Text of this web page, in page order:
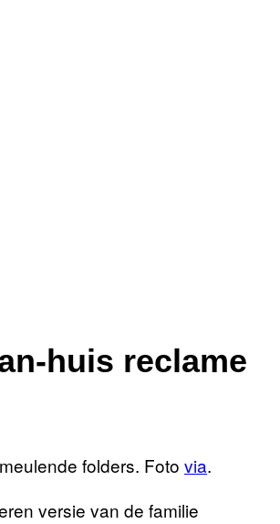
huis reclame
folders. Foto via.
versie van de familie